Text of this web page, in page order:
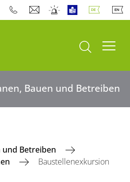
Suche öffnen
Bauen und Betreiben
und Betreiben
Baustellenexkursion